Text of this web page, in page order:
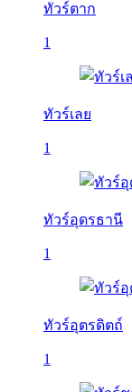
ทัวร์ตาก
1
ทัวร์เลย
1
ทัวร์อุดรธานี
1
ทัวร์อุตรดิตถ์
1